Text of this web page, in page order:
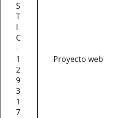
S
T
I
C
-
1
2
9
3
1
7
Proyecto web